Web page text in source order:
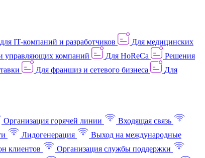
IT-компаний и разработчиков
Для медицинских
управляющих компаний Для HoReCa
Решения
Для франшиз и сетевого бизнеса
Для
Организация горячей линии
Входящая связь
Лидогенерация
Выход на международные
клиентов
Организация службы поддержки